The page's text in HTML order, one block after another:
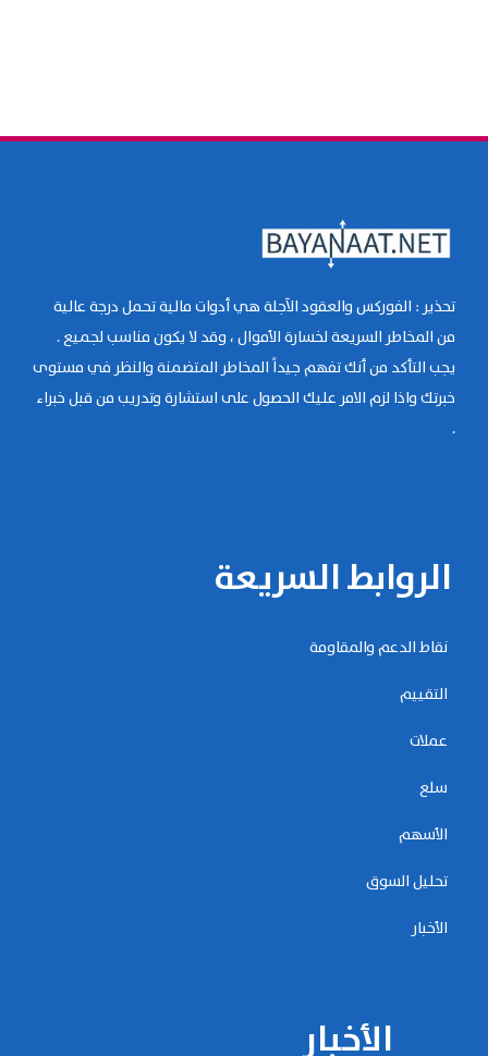
تحذير : الفوركس والعقود الآجلة هي أدوات مالية تحمل درجة عالية
من المخاطر السريعة لخسارة الأموال ، وقد لا يكون مناسب لجميع .
يجب التأكد من أنك تفهم جيداً المخاطر المتضمنة والنظر في مستوى
خبرتك واذا لزم الامر عليك الحصول على استشارة وتدريب من قبل خبراء
.
الروابط السريعة
نقاط الدعم والمقاومة
التقييم
عملات
سلع
الأسهم
تحليل السوق
الأخبار
الأخبار